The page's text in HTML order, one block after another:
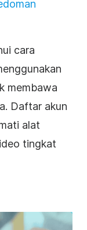
cara
membawa
Daftar akun
alat
tingkat